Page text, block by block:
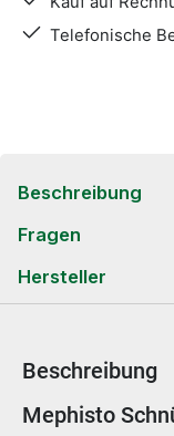
Telefonische
Beschreibung
Fragen
Hersteller
Beschreibung
Mephisto